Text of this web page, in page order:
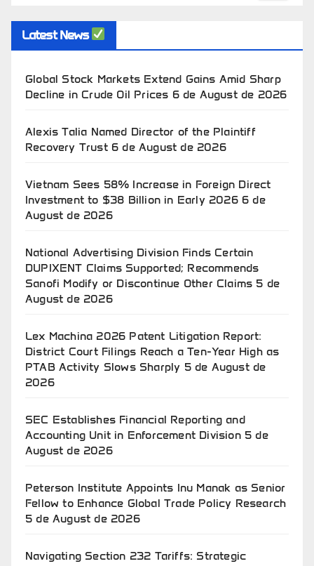
Latest News
Global Stock Markets Extend Gains Amid Sharp
Decline in Crude Oil Prices 6 de August de 2026
Alexis Talia Named Director of the Plaintiff
Recovery Trust 6 de August de 2026
Vietnam Sees 58% Increase in Foreign Direct
Investment to $38 Billion in Early 2026 6 de
August de 2026
National Advertising Division Finds Certain
DUPIXENT Claims Supported; Recommends
Sanofi Modify or Discontinue Other Claims 5 de
August de 2026
Lex Machina 2026 Patent Litigation Report:
District Court Filings Reach a Ten-Year High as
PTAB Activity Slows Sharply 5 de August de
2026
SEC Establishes Financial Reporting and
Accounting Unit in Enforcement Division 5 de
August de 2026
Peterson Institute Appoints Inu Manak as Senior
Fellow to Enhance Global Trade Policy Research
5 de August de 2026
Navigating Section 232 Tariffs: Strategic